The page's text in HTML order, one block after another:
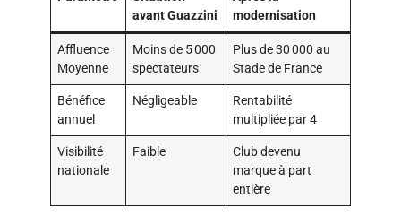
avant Guazzini
modernisation
Affluence
Moyenne
Moins de 5 000
spectateurs
Plus de 30 000 au
Stade de France
Bénéfice
annuel
Négligeable
Rentabilité
multipliée par 4
Visibilité
nationale
Faible
Club devenu
marque à part
entière